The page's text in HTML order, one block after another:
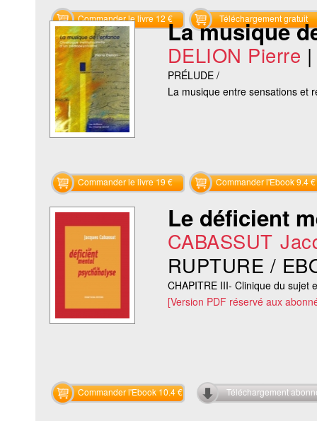
Commander le livre 12 € Téléchargement gratuit
La musique
DELION Pierre |
PRÉLUDE /
La musique entre sensations et
Commander le livre 19 € Commander l'Ebook 9.4 €
Le déficient
CABASSUT
RUPTURE /
CHAPITRE III- Clinique du sujet
[Version PDF réservé aux
Commander l'Ebook 10.4 € Téléchargement